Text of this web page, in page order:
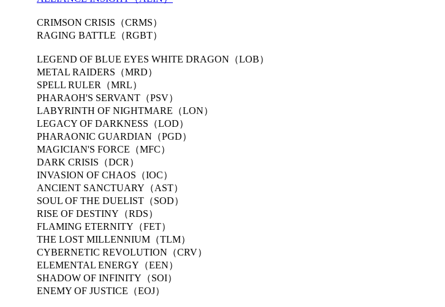
CRIMSON CRISIS（CRMS）
RAGING BATTLE（RGBT）
LEGEND OF BLUE EYES WHITE DRAGON（LOB）
METAL RAIDERS（MRD）
SPELL RULER（MRL）
PHARAOH'S SERVANT（PSV）
LABYRINTH OF NIGHTMARE（LON）
LEGACY OF DARKNESS（LOD）
PHARAONIC GUARDIAN（PGD）
MAGICIAN'S FORCE（MFC）
DARK CRISIS（DCR）
INVASION OF CHAOS（IOC）
ANCIENT SANCTUARY（AST）
SOUL OF THE DUELIST（SOD）
RISE OF DESTINY（RDS）
FLAMING ETERNITY（FET）
THE LOST MILLENNIUM（TLM）
CYBERNETIC REVOLUTION（CRV）
ELEMENTAL ENERGY（EEN）
SHADOW OF INFINITY（SOI）
ENEMY OF JUSTICE（EOJ）